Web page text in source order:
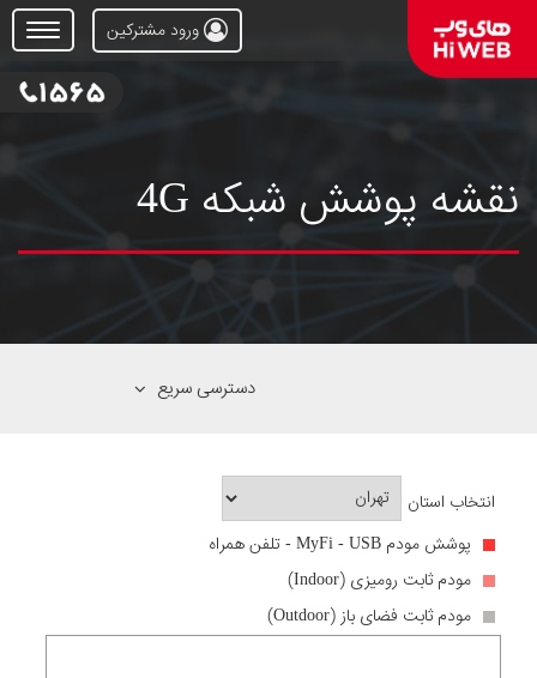
Open
Menu
ورود مشترکین
نقشه پوشش شبکه 4G
دسترسی سریع
انتخاب استان
پوشش مودم MyFi - USB - تلفن همراه
مودم ثابت رومیزی (Indoor)
مودم ثابت فضای باز (Outdoor)